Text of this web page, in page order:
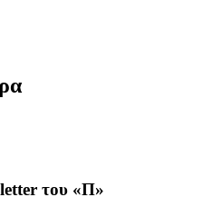
του «Π»